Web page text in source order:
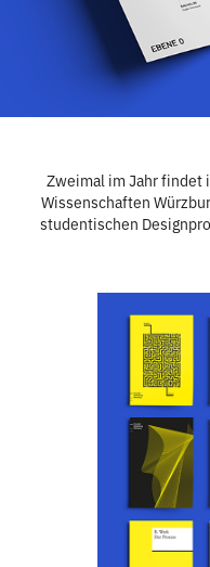
Zweimal im Jahr findet
Wissenschaften
studentischen